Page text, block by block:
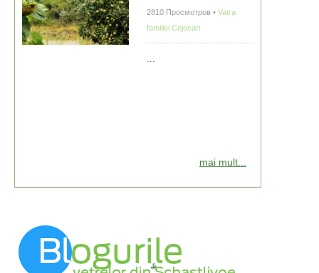
2810 Просмотров • Vatra
familiei Cojocari
mai mult...
...